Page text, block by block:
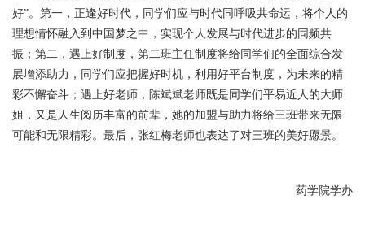
好”。第一，正逢好时代，同学们应与时代同呼吸共命运，将个人的
理想情怀融入到中国梦之中，实现个人发展与时代进步的同频共
振；第二，遇上好制度，第二班主任制度将给同学们的全面综合发
展增添助力，同学们应把握好时机，利用好平台制度，为未来的精
彩不懈奋斗；遇上好老师，陈斌斌老师既是同学们平易近人的大师
姐，又是人生阅历丰富的前辈，她的加盟与助力将给三班带来无限
可能和无限精彩。最后，张红梅老师也表达了对三班的美好愿景。
药学院学办